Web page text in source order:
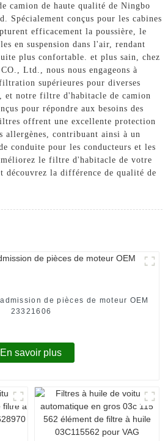
camion de haute qualité de Ningbo
Spécialement conçus pour les cabines
efficacement la poussière, le
en suspension dans l'air, rendant
plus confortable. et plus sain, chez
Ltd., nous nous engageons à
supérieures pour diverses
et notre filtre d'habitacle de camion
pour répondre aux besoins des
offrent une excellente protection
allergènes, contribuant ainsi à un
conduite pour les conducteurs et les
le filtre d'habitacle de votre
découvrez la différence de qualité de
de pièces de moteur OEM
23321606
En savoir plus